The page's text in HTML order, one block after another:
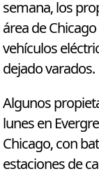
semana, los
área de
vehículos
dejado varados.
Algunos
lunes en
Chicago, con
estaciones de